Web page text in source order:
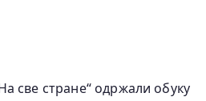
све стране“ одржали обуку